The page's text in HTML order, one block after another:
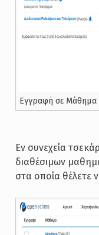
Εγγραφή σε Μάθημα
Εν συνεχεία
διαθέσιμων
στα οποία θέλετε